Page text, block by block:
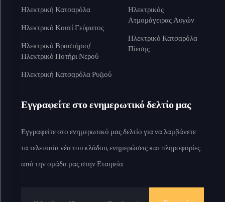
Ηλεκτρική Κατσαρόλα
Ηλεκτρικό Κουτί Γεύματος
Ηλεκτρικό Βραστήριο/
Ηλεκτρικό Ποτήρι Νερού
Ηλεκτρική Κατσαρόλα Ρυζιού
Ηλεκτρικός
Ατμομάγειρας Αυγών
Ηλεκτρικό Κατσαρόλα
Πίεσης
Εγγραφείτε στο ενημερωτικό δελτίο μας
Εγγραφείτε στο ενημερωτικό μας δελτίο για να λαμβάνετε
τα τελευταία νέα του κλάδου, ενημερώσεις και πληροφορίες
από την ομάδα μας στην Εταιρεία